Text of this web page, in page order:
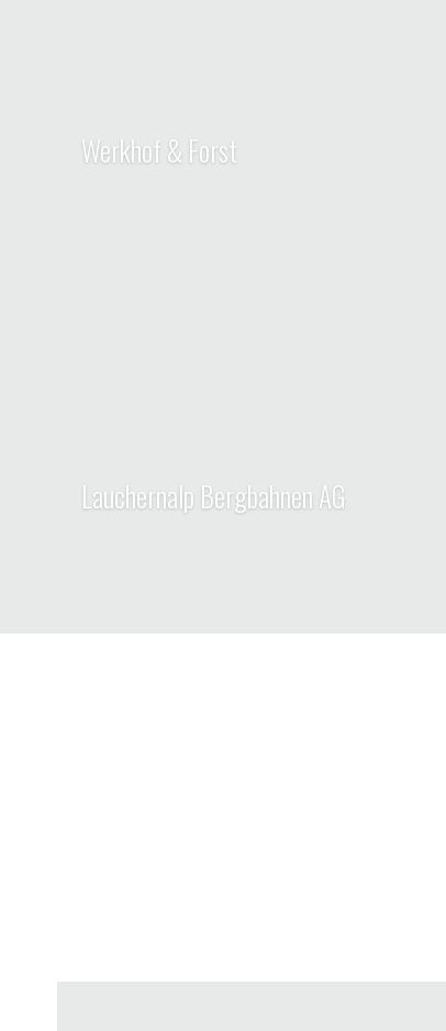
Werkhof & Forst
Lauchernalp Bergbahnen AG